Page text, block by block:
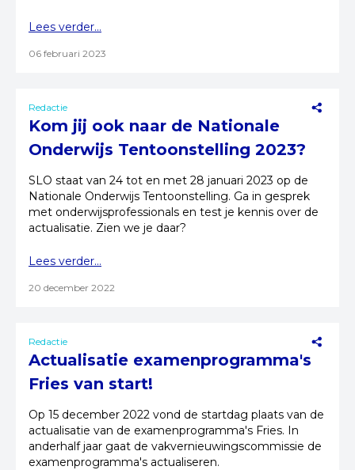
Lees verder...
06 februari 2023
Redactie
Kom jij ook naar de Nationale
Onderwijs Tentoonstelling 2023?
SLO staat van 24 tot en met 28 januari 2023 op de
Nationale Onderwijs Tentoonstelling. Ga in gesprek
met onderwijsprofessionals en test je kennis over de
actualisatie. Zien we je daar?
Lees verder...
20 december 2022
Redactie
Actualisatie examenprogramma's
Fries van start!
Op 15 december 2022 vond de startdag plaats van de
actualisatie van de examenprogramma's Fries. In
anderhalf jaar gaat de vakvernieuwingscommissie de
examenprogramma's actualiseren.